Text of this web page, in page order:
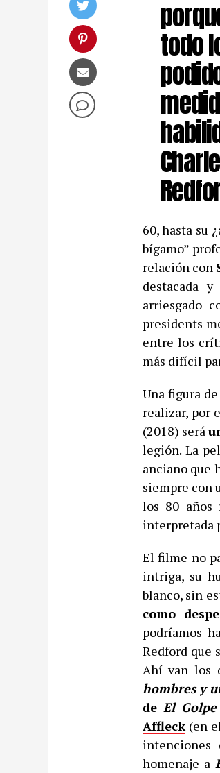
todo
60, hasta su
bígamo”
relación con
destacada
arriesgado
presidents
entre los
más difícil
Una figura
realizar, por
(2018) será
legión. La
anciano que
siempre con
los 80 años
interpretada
El filme no
intriga, su
blanco, sin
como
podríamos
Redford que
Ahí van los
hombres y
de El Golpe
Affleck(en
homenaje a